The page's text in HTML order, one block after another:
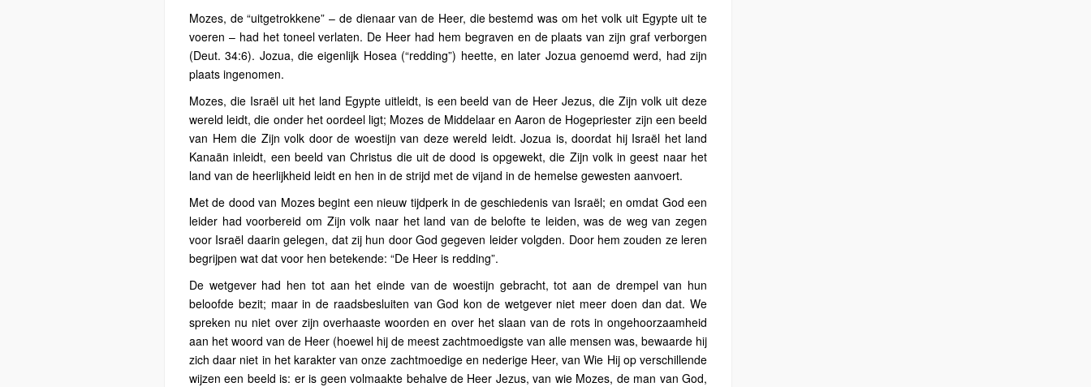
Mozes, de “uitgetrokkene” – de dienaar van de Heer, die bestemd was om het volk uit Egypte uit te
voeren – had het toneel verlaten. De Heer had hem begraven en de plaats van zijn graf verborgen
(Deut. 34:6). Jozua, die eigenlijk Hosea (“redding”) heette, en later Jozua genoemd werd, had zijn
plaats ingenomen.
Mozes, die Israël uit het land Egypte uitleidt, is een beeld van de Heer Jezus, die Zijn volk uit deze
wereld leidt, die onder het oordeel ligt; Mozes de Middelaar en Aaron de Hogepriester zijn een beeld
van Hem die Zijn volk door de woestijn van deze wereld leidt. Jozua is, doordat hij Israël het land
Kanaän inleidt, een beeld van Christus die uit de dood is opgewekt, die Zijn volk in geest naar het
land van de heerlijkheid leidt en hen in de strijd met de vijand in de hemelse gewesten aanvoert.
Met de dood van Mozes begint een nieuw tijdperk in de geschiedenis van Israël; en omdat God een
leider had voorbereid om Zijn volk naar het land van de belofte te leiden, was de weg van zegen
voor Israël daarin gelegen, dat zij hun door God gegeven leider volgden. Door hem zouden ze leren
begrijpen wat dat voor hen betekende: “De Heer is redding”.
De wetgever had hen tot aan het einde van de woestijn gebracht, tot aan de drempel van hun
beloofde bezit; maar in de raadsbesluiten van God kon de wetgever niet meer doen dan dat. We
spreken nu niet over zijn overhaaste woorden en over het slaan van de rots in ongehoorzaamheid
aan het woord van de Heer (hoewel hij de meest zachtmoedigste van alle mensen was, bewaarde hij
zich daar niet in het karakter van onze zachtmoedige en nederige Heer, van Wie Hij op verschillende
wijzen een beeld is: er is geen volmaakte behalve de Heer Jezus, van wie Mozes, de man van God,